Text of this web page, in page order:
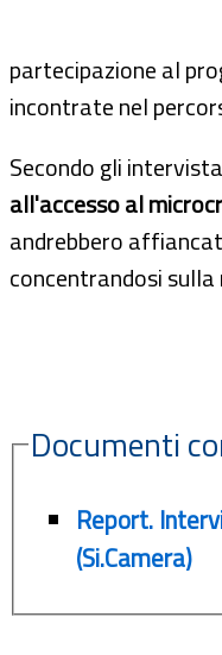
partecipazione al
incontrate nel
Secondo gli
all'accesso al
andrebbero
concentrandosi
Documenti
Report.
(Si.Camera)